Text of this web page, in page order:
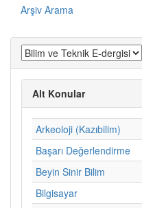
Arşiv Arama
Alt Konular
Arkeoloji (Kazıbilim)
Başarı Değerlendirme
Beyin Sinir Bilim
Bilgisayar